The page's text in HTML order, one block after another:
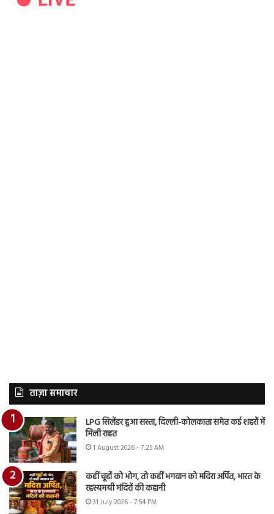
ताज़ा समाचार
LPG सिलेंडर हुआ सस्ता, दिल्ली-कोलकाता समेत कई शहरों में
मिली राहत
1 August 2026 - 7:25 AM
कहीं चूहों को भोग, तो कहीं भगवान को मदिरा अर्पित, भारत के
रहस्यमयी मंदिरों की कहानी
31 July 2026 - 7:54 PM